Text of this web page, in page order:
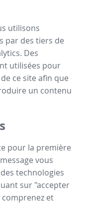
utilisons
par des tiers de
Des
utilisées pour
ce site afin que
un contenu
pour la première
vous
technologies
sur "accepter
et